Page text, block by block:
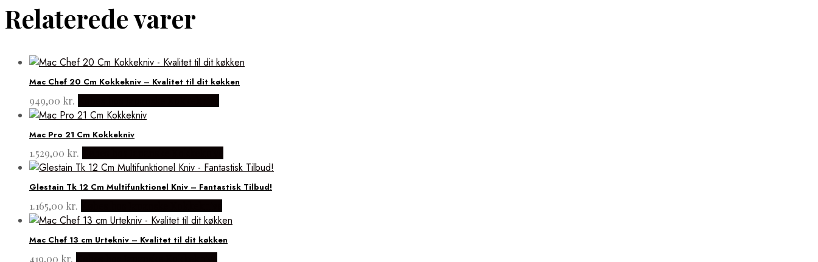
Relaterede varer
Mac Chef 20 Cm Kokkekniv – Kvalitet til dit køkken
949,00 kr.
Mac Pro 21 Cm Kokkekniv
1.529,00 kr.
Glestain Tk 12 Cm Multifunktionel Kniv – Fantastisk Tilbud!
1.165,00 kr.
Mac Chef 13 cm Urtekniv – Kvalitet til dit køkken
419,00 kr.